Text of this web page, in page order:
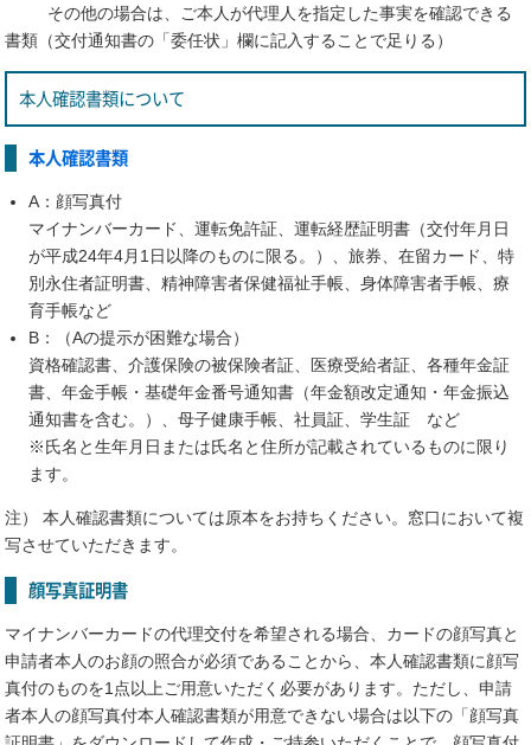
その他の場合は、ご本人が代理人を指定した事実を確認できる
書類（交付通知書の「委任状」欄に記入することで足りる）
本人確認書類について
本人確認書類
A：顔写真付
マイナンバーカード、運転免許証、運転経歴証明書（交付年月日
が平成24年4月1日以降のものに限る。）、旅券、在留カード、特
別永住者証明書、精神障害者保健福祉手帳、身体障害者手帳、療
育手帳など
B：（Aの提示が困難な場合）
資格確認書、介護保険の被保険者証、医療受給者証、各種年金証
書、年金手帳・基礎年金番号通知書（年金額改定通知・年金振込
通知書を含む。）、母子健康手帳、社員証、学生証 など
※氏名と生年月日または氏名と住所が記載されているものに限り
ます。
注） 本人確認書類については原本をお持ちください。窓口において複
写させていただきます。
顔写真証明書
マイナンバーカードの代理交付を希望される場合、カードの顔写真と
申請者本人のお顔の照合が必須であることから、本人確認書類に顔写
真付のものを1点以上ご用意いただく必要があります。ただし、申請
者本人の顔写真付本人確認書類が用意できない場合は以下の「顔写真